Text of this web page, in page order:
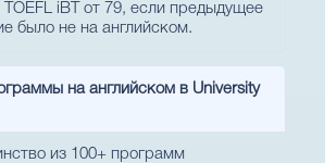
TOEFL iBT от 79, если предыдущее
было не на английском.
на английском в University
из 100+ программ